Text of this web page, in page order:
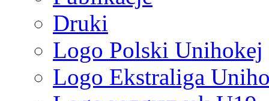
Druki
Logo Polski Unihokej
Logo Ekstraliga